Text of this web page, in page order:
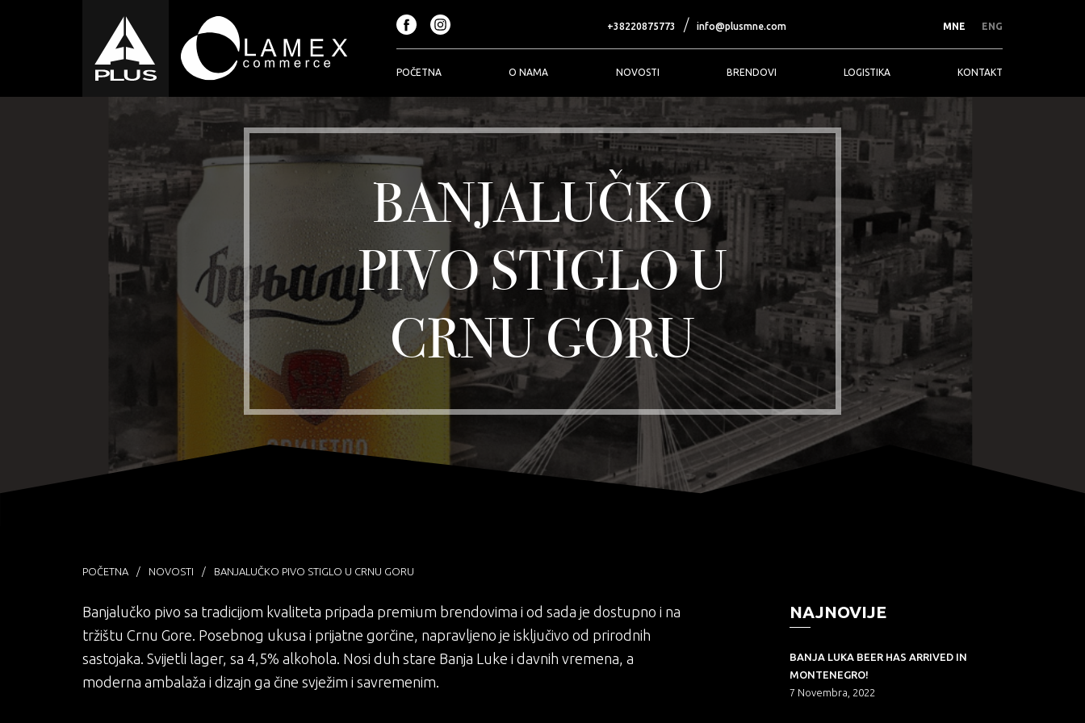
+38220875773 info@plusmne.com MNE ENG
POČETNA O NAMA NOVOSTI BRENDOVI
ALKOHOLNA I
BEZALKOHOLNA
PIĆA
Banjalučko pivo
Nektar
Pago
San Benedetto
Vinska kuća
DUVANSKI
PROIZVODI
ISMOD
Japan Tobacco
International
KT&G
NUSO
OCB
Plus filter tube
Tvornica Duhana
Udbina
Una Slims
KAFE I ČAJEVI
Ama
HAUSBRANDT
KOZMETIKA I
NJEGA
Garnier
L'Oreal
Libresse
Maybelline
MIXA
Pavlovićeva mast
Solea
TENA
Zewa
OSTALO
Clipper
JMC sijalice
Masculan
Paysafecard
Philips
Spontex
VIGO
ZDRAVA HRANA
Nutribella
LOGISTIKA KONTAKT
BANJALUČKO
PIVO STIGLO U
CRNU GORU
POČETNA NOVOSTI BANJALUČKO PIVO STIGLO U CRNU GORU
Banjalučko pivo sa tradicijom kvaliteta pripada premium brendovima i od sada je dostupno i na
tržištu Crnu Gore. Posebnog ukusa i prijatne gorčine, napravljeno je isključivo od prirodnih
sastojaka. Svijetli lager, sa 4,5% alkohola. Nosi duh stare Banja Luke i davnih vremena, a
moderna ambalaža i dizajn ga čine svježim i savremenim.
NAJNOVIJE
BANJA LUKA BEER HAS ARRIVED IN
MONTENEGRO!
7 Novembra, 2022